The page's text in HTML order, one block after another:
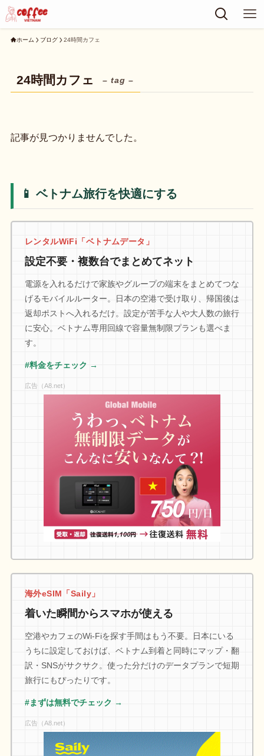
ホーム ブログ 24時間カフェ
24時間カフェ – tag –
記事が見つかりませんでした。
📱 ベトナム旅行を快適にする
レンタルWiFi「ベトナムデータ」
設定不要・複数台でまとめてネット
電源を入れるだけで家族やグループの端末をまとめてつな
げるモバイルルーター。日本の空港で受け取り、帰国後は
返却ポストへ入れるだけ。設定が苦手な人や大人数の旅行
に安心。ベトナム専用回線で容量無制限プランも選べま
す。
#料金をチェック →
広告（A8.net）
海外eSIM「Saily」
着いた瞬間からスマホが使える
空港やカフェのWi-Fiを探す手間はもう不要。日本にいる
うちに設定しておけば、ベトナム到着と同時にマップ・翻
訳・SNSがサクサク。使った分だけのデータプランで短期
旅行にもぴったりです。
#まずは無料でチェック →
広告（A8.net）